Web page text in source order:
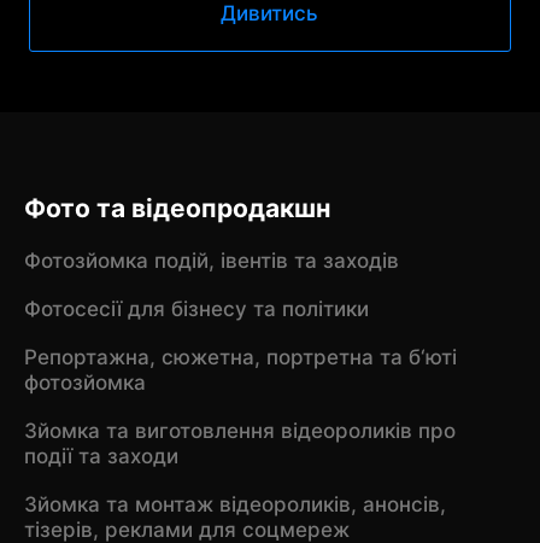
Дивитись
Фото та відеопродакшн
Фотозйомка подій, івентів та заходів
Фотосесії для бізнесу та політики
Репортажна, сюжетна, портретна та б‘юті
фотозйомка
Зйомка та виготовлення відеороликів про
події та заходи
Зйомка та монтаж відеороликів, анонсів,
тізерів, реклами для соцмереж